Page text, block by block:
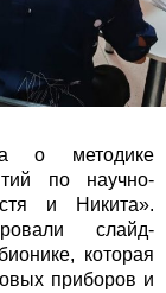
о методике
по научно-
и Никита».
слайд-
которая
приборов и